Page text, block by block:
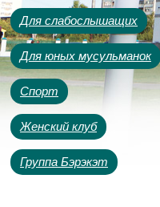
Для слабослышащих
Для юных мусульманок
Спорт
Женский клуб
Группа Бэрэкэт